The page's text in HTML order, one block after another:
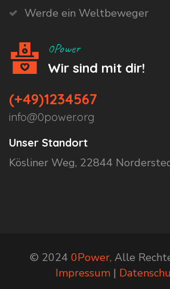
Werde ein Weltbeweger
0Power
Wir sind mit dir!
(+49)1234567
info@0power.org
Unser Standort
Kösliner Weg, 22844
© 2024 0Power, Alle
Impressum|